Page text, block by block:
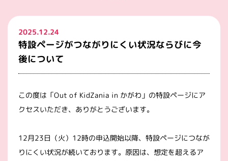
2025.12.24
特設ページがつながりにくい状況ならびに今
後について
この度は「Out of KidZania in かがわ」の特設ページにア
クセスいただき、ありがとうございます。
12月23日（火）12時の申込開始以降、特設ページにつなが
りにくい状況が続いております。原因は、想定を超えるア